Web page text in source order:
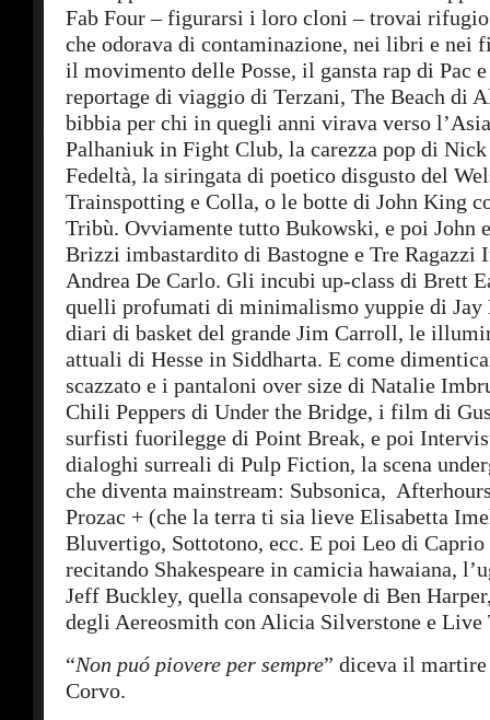
Fab Four – figurarsi i loro cloni – trovai
che odorava di contaminazione, nei libri e nei
il movimento delle Posse, il gansta rap di Pac
reportage di viaggio di Terzani, The Beach di
bibbia per chi in quegli anni virava verso
Palhaniuk in Fight Club, la carezza pop di
Fedeltà, la siringata di poetico disgusto del
Trainspotting e Colla, o le botte di John King
Tribù. Ovviamente tutto Bukowski, e poi John
Brizzi imbastardito di Bastogne e Tre Ragazzi
Andrea De Carlo. Gli incubi up-class di Brett
quelli profumati di minimalismo yuppie di Jay
diari di basket del grande Jim Carroll, le
attuali di Hesse in Siddharta. E come
scazzato e i pantaloni over size di Natalie
Chili Peppers di Under the Bridge, i film di
surfisti fuorilegge di Point Break, e poi
dialoghi surreali di Pulp Fiction, la scena
che diventa mainstream: Subsonica,
Prozac + (che la terra ti sia lieve Elisabetta
Bluvertigo, Sottotono, ecc. E poi Leo di Caprio
recitando Shakespeare in camicia hawaiana,
Jeff Buckley, quella consapevole di Ben
degli Aereosmith con Alicia Silverstone e
“Non puó piovere per sempre” diceva il
Corvo.